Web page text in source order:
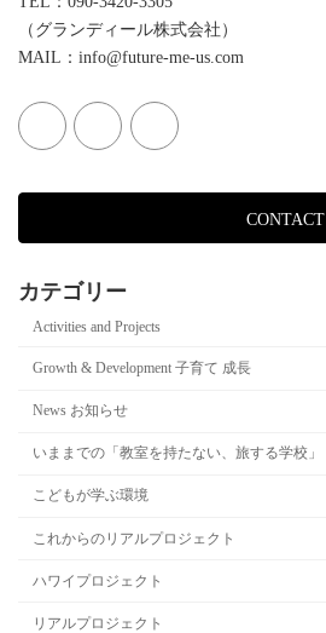
（グランディール株式会社）
MAIL：info@future-me-us.com
CONTACT
カテゴリー
Activities and Projects
Growth & Development 子育て 成長
News お知らせ
いままでの「教室を持たない、旅する学校」
こどもが学ぶ環境
これからのリアルプロジェクト
ハワイプロジェクト
リアルプロジェクト